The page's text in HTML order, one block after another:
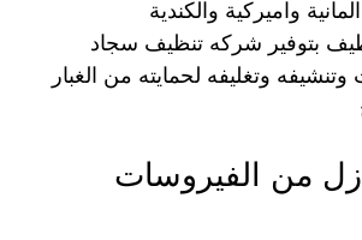
واميركية والكندية
بتوفير شركه تنظيف سجاد
وتنشيفه وتغليفه لحمايته من الغبار
من الفيروسات